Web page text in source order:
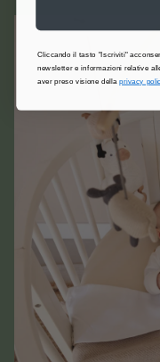
Cliccando il tasto "Iscriviti"
newsletter e informazioni relative
aver preso visione dellaprivacy